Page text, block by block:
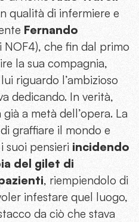
qualità di infermiere e
Fernando
NOF4), che fin dal primo
la sua compagnia,
riguardo l’ambizioso
dedicando. In verità,
a metà dell’opera. La
graffiare il mondo e
suoi pensieri incidendo
del gilet di
, riempiendolo di
infestare quel luogo,
da ciò che stava